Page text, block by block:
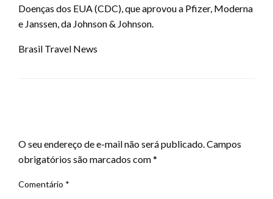
Doenças dos EUA (CDC), que aprovou a Pfizer, Moderna
e Janssen, da Johnson & Johnson.
Brasil Travel News
O seu endereço de e-mail não será publicado.Campos
obrigatórios são marcados com*
Comentário *